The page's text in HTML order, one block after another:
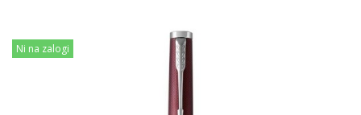
Ni na zalogi